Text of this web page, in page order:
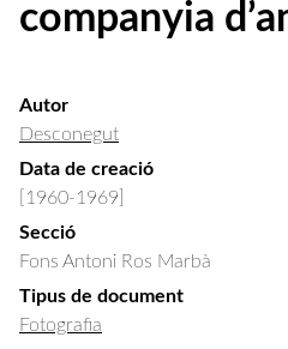
companyia
Autor
Desconegut
Data de creació
[1960-1969]
Secció
Fons Antoni Ros Marbà
Tipus de document
Fotografia